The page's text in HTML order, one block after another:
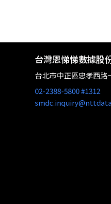
台灣恩悌悌數據股
台北市中正區忠孝西路
02-2388-5800 #1312